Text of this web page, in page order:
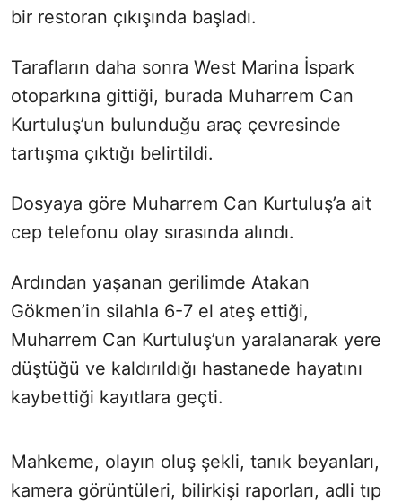
bir restoran çıkışında başladı.
Tarafların daha sonra West Marina İspark
otoparkına gittiği, burada Muharrem Can
Kurtuluş’un bulunduğu araç çevresinde
tartışma çıktığı belirtildi.
Dosyaya göre Muharrem Can Kurtuluş’a ait
cep telefonu olay sırasında alındı.
Ardından yaşanan gerilimde Atakan
Gökmen’in silahla 6-7 el ateş ettiği,
Muharrem Can Kurtuluş’un yaralanarak yere
düştüğü ve kaldırıldığı hastanede hayatını
kaybettiği kayıtlara geçti.
Mahkeme, olayın oluş şekli, tanık beyanları,
kamera görüntüleri, bilirkişi raporları, adli tıp